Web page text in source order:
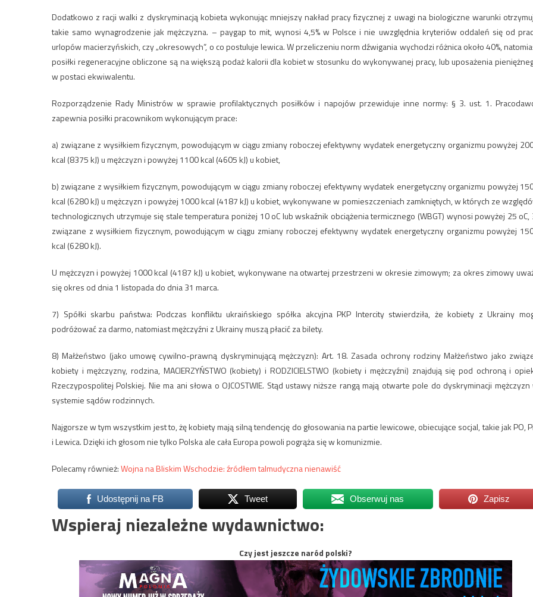
Dodatkowo z racji walki z dyskryminacją kobieta wykonując mniejszy nakład pracy fizycznej z uwagi na biologiczne warunki
takie samo wynagrodzenie jak mężczyzna. – paygap to mit, wynosi 4,5% w Polsce i nie uwzględnia kryteriów oddaleń się od
urlopów macierzyńskich, czy „okresowych”, o co postuluje lewica. W przeliczeniu norm dźwigania wychodzi różnica około 40%,
posiłki regeneracyjne obliczone są na większą podaż kalorii dla kobiet w stosunku do wykonywanej pracy, lub uposażenia
w postaci ekwiwalentu.
Rozporządzenie Rady Ministrów w sprawie profilaktycznych posiłków i napojów przewiduje inne normy: § 3. ust. 1.
zapewnia posiłki pracownikom wykonującym prace:
a) związane z wysiłkiem fizycznym, powodującym w ciągu zmiany roboczej efektywny wydatek energetyczny organizmu powyżej
kcal (8375 kJ) u mężczyzn i powyżej 1100 kcal (4605 kJ) u kobiet,
b) związane z wysiłkiem fizycznym, powodującym w ciągu zmiany roboczej efektywny wydatek energetyczny organizmu powyżej
kcal (6280 kJ) u mężczyzn i powyżej 1000 kcal (4187 kJ) u kobiet, wykonywane w pomieszczeniach zamkniętych, w których ze
technologicznych utrzymuje się stale temperatura poniżej 10 oC lub wskaźnik obciążenia termicznego (WBGT) wynosi powyżej 25 oC,
związane z wysiłkiem fizycznym, powodującym w ciągu zmiany roboczej efektywny wydatek energetyczny organizmu powyżej
kcal (6280 kJ).
U mężczyzn i powyżej 1000 kcal (4187 kJ) u kobiet, wykonywane na otwartej przestrzeni w okresie zimowym; za okres zimowy
się okres od dnia 1 listopada do dnia 31 marca.
7) Spółki skarbu państwa: Podczas konfliktu ukraińskiego spółka akcyjna PKP Intercity stwierdziła, że kobiety z Ukrainy
podróżować za darmo, natomiast mężczyźni z Ukrainy muszą płacić za bilety.
8) Małżeństwo (jako umowę cywilno-prawną dyskryminującą mężczyzn): Art. 18. Zasada ochrony rodziny Małżeństwo jako
kobiety i mężczyzny, rodzina, MACIERZYŃSTWO (kobiety) i RODZICIELSTWO (kobiety i mężczyźni) znajdują się pod ochroną i
Rzeczypospolitej Polskiej. Nie ma ani słowa o OJCOSTWIE. Stąd ustawy niższe rangą mają otwarte pole do dyskryminacji mężczyzn
systemie sądów rodzinnych.
Najgorsze w tym wszystkim jest to, żę kobiety mają silną tendencję do głosowania na partie lewicowe, obiecujące socjal, takie jak PO,
i Lewica. Dzięki ich głosom nie tylko Polska ale cała Europa powoli pogrąża się w komunizmie.
Polecamy również:Wojna na Bliskim Wschodzie: źródłem talmudyczna nienawiść
Udostępnij na FB Tweet Obserwuj nas Zapisz
Wspieraj niezależne wydawnictwo:
Czy jest jeszcze naród polski?